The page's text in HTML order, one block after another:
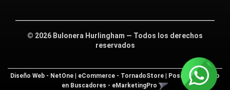
© 2026 Bulonera Hurlingham — Todos los derechos
reservados
Diseño Web - NetOne eCommerce - TornadoStore
Posicionamiento
en Buscadores - eMarketingPro